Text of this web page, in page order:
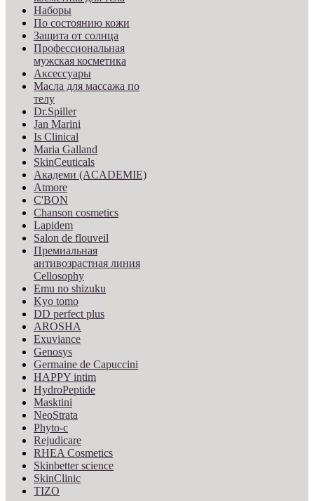
Наборы
По состоянию кожи
Защита от солнца
Профессиональная
мужская косметика
Аксессуары
Масла для массажа по
телу
Dr.Spiller
Jan Marini
Is Clinical
Maria Galland
SkinCeuticals
Академи (ACADEMIE)
Atmore
C'BON
Chanson cosmetics
Lapidem
Salon de flouveil
Премиальная
антивозрастная линия
Cellosophy
Emu no shizuku
Kyo tomo
DD perfect plus
AROSHA
Exuviance
Genosys
Germaine de Capuccini
HAPPY intim
HydroPeptide
Masktini
NeoStrata
Phyto-c
Rejudicare
RHEA Cosmetics
Skinbetter science
SkinСlinic
TIZO